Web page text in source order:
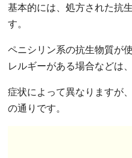
基本的には、処方された抗
す。
ペニシリン系の抗生物質が
レルギーがある場合などは
症状によって異なりますが
の通りです。